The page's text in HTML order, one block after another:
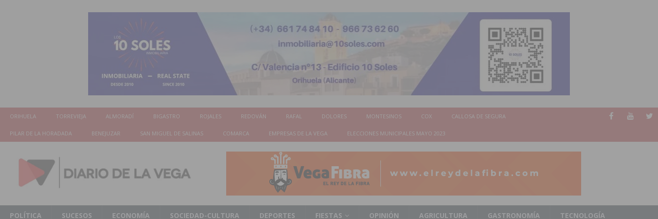
ORIHUELA TORREVIEJA ALMORADÍ BIGASTRO ROJALES REDOVÁN RAFAL DOLORES MONTESINOS COX CALLOSA DE SEGURA
PILAR DE LA HORADADA BENEJUZAR SAN MIGUEL DE SALINAS COMARCA EMPRESAS DE LA VEGA ELECCIONES MUNICIPALES MAYO 2023
POLÍTICA SUCESOS ECONOMÍA SOCIEDAD-CULTURA DEPORTES FIESTAS OPINIÓN AGRICULTURA GASTRONOMÍA TECNOLOGÍA